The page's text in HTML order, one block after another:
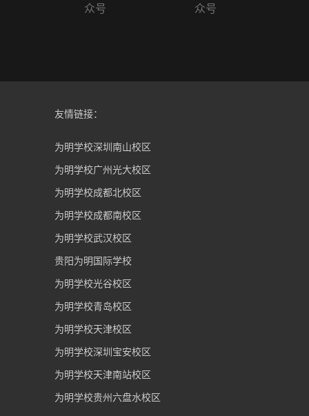
众号
众号
友情链接：
为明学校深圳南山校区
为明学校广州光大校区
为明学校成都北校区
为明学校成都南校区
为明学校武汉校区
贵阳为明国际学校
为明学校光谷校区
为明学校青岛校区
为明学校天津校区
为明学校深圳宝安校区
为明学校天津南站校区
为明学校贵州六盘水校区